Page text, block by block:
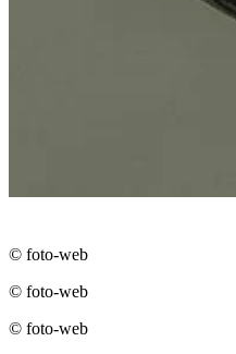
© foto-web
© foto-web
© foto-web